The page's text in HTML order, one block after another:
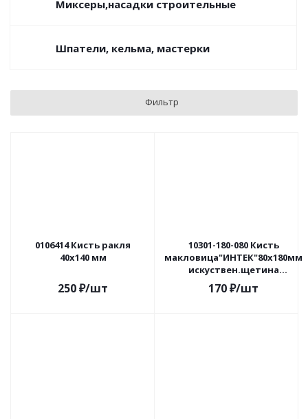
Миксеры,насадки строительные
Шпатели, кельма, мастерки
Фильтр
0106414 Кисть ракля
40х140 мм
250₽/шт
10301-180-080 Кисть
макловица"ИНТЕК"80х180мм
искуствен.щетина
деревян.корпус
170₽/шт